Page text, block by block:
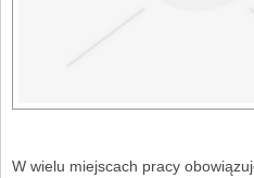
W wielu miejscach pracy